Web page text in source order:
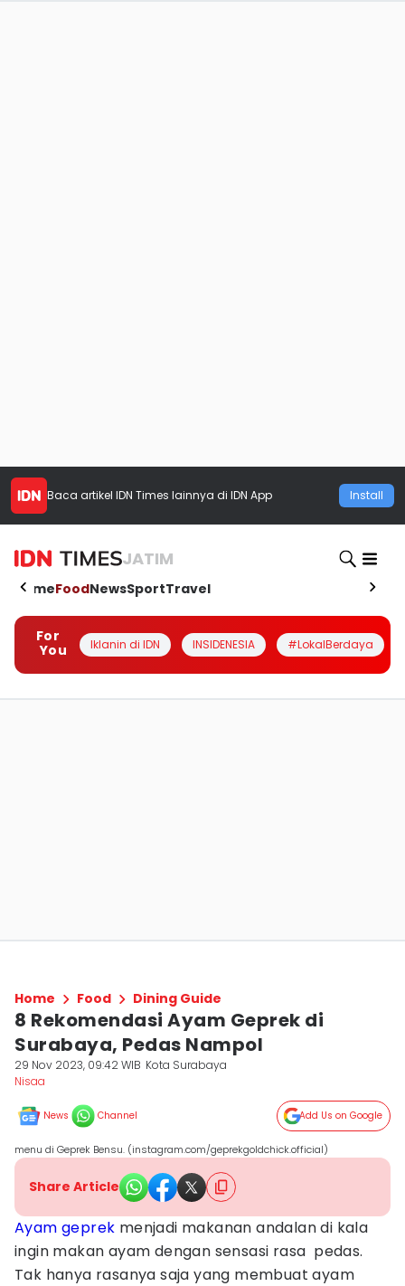
Baca artikel IDN Times lainnya di IDN App Install
JATIM
HomeFoodNewsSportTravel
For
You
Iklanin di IDN INSIDENESIA #LokalBerdaya
Home Food Dining Guide
8 Rekomendasi Ayam Geprek di
Surabaya, Pedas Nampol
29 Nov 2023, 09:42 WIB Kota Surabaya
Nisaa
News Channel Add Us on Google
menu di Geprek Bensu. (instagram.com/geprekgoldchick.official)
Share Article
Ayam geprek menjadi makanan andalan di kala
ingin makan ayam dengan sensasi rasa pedas.
Tak hanya rasanya saja yang membuat ayam